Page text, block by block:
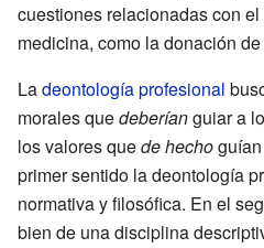
cuestiones relacionadas con
medicina, como la donación
Ladeontología profesional
morales quedeberíanguiar a
los valores quede hecho
primer sentido la deontología
normativa y filosófica. En el
bien de una disciplina